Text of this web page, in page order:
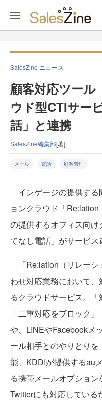
SalesZine ニュース
顧客対応ツー
ウド型CTIサー
話」と連携
SalesZine編集部[著]
メール 電話 顧客管理
インゲージの提供する
ョンクラウド「
の提供するオフィス向
てなし電話」がサービス
「Re:lation（リレーシ
わせ対応業務において
るクラウドサービス。「
「二重対応をブロック
や、LINEやFacebookメ
ール相手とのやりとり
能、KDDIが提供するau
る携帯メールオプション
Twitterにも対応してい